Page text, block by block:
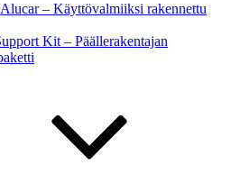
– Käyttövalmiiksi rakennettu
Kit – Päällerakentajan